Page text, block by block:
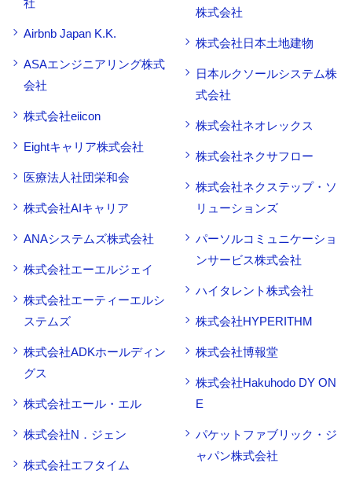
Airbnb Japan K.K.
ASAエンジニアリング株式
会社
株式会社eiicon
Eightキャリア株式会社
医療法人社団栄和会
株式会社AIキャリア
ANAシステムズ株式会社
株式会社エーエルジェイ
株式会社エーティーエルシ
ステムズ
株式会社ADKホールディン
グス
株式会社エール・エル
株式会社N．ジェン
株式会社エフタイム
株式会社
株式会社日本土地建物
日本ルクソールシステム株
式会社
株式会社ネオレックス
株式会社ネクサフロー
株式会社ネクステップ・ソ
リューションズ
パーソルコミュニケーショ
ンサービス株式会社
ハイタレント株式会社
株式会社HYPERITHM
株式会社博報堂
株式会社Hakuhodo DY ON
E
パケットファブリック・ジ
ャパン株式会社